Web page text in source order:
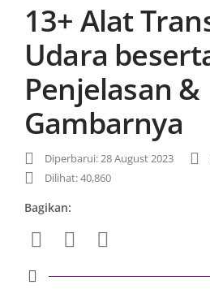
13+ Alat
Udara
Penjelasan &
Gambarnya
Diperbarui: 28 August 2023
Dilihat: 40,860
Bagikan: